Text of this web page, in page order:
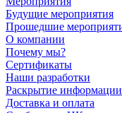
Будущие мероприятия
Прошедшие
О компании
Почему мы?
Сертификаты
Наши разработки
Раскрытие информации
Доставка и оплата